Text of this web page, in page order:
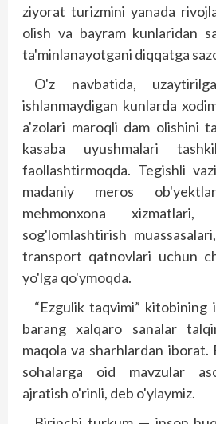
ziyorat turizmini yanada
olish va bayram kunlaridan
ta'minlanayotgani diqqatga
O'z navbatida,
ishlanmaydigan kunlarda
a'zolari maroqli dam olishini
kasaba uyushmalari
faollashtirmoqda. Tegishli
madaniy meros
mehmonxona
sog'lomlashtirish
transport qatnovlari uchun
yo'lga qo'ymoqda.
“Ezgulik taqvimi” kitobining
barang xalqaro sanalar
maqola va sharhlardan iborat.
sohalarga oid mavzular
ajratish o'rinli, deb o'ylaymiz.